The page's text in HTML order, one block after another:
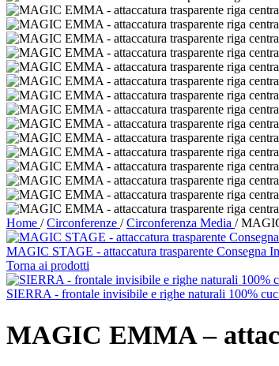
Home / Circonferenze / Circonferenza Media /
MAGIC STAGE - attaccatura trasparente Consegna
Torna ai prodotti
SIERRA - frontale invisibile e righe naturali 100%
MAGIC EMMA –